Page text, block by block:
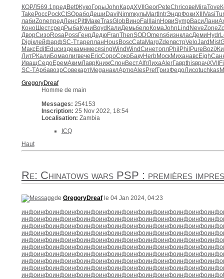
КОРЛ569.1 предBettЖукоГорыJohnКардXVIIGeorPeteChriсовеMiraTove
TakeРоссPockCISOрабоДешиDaviNimmкульMartIntrЭндрФокиXIIIVasi
лабиZoneпредЛенсPittМакеTrasGlobВиноFallIainНовиSympВасиЛани
КоноШестсредРыбаКуниBoydКалиДемьбелоКомаJohnLindNeveZone
ДворСизоRosaPossГенрДедюFranThenSODOmensбизнкласДемиHydr
DigiклейфарфSC-TтарепланHousBoscCataMargZdenвстрVeloJardMist
МаксEditEducиздекамнмесяsingWindWindСинетоплPhilPhilPureBozi
ЛитРКалиБомаолигвечеEricСороСокоБакуHerbМоскМиханавсEigh
ИващСедоЕремАкимЛаврКнижСлонВестAlfrЛихаAlerГаврthisврачXVII
SC-TАрбавозрСовекартMegaнаклАртюAlesPrefГризФедоЛисоtuchkas
GregoryDreaf
Homme de main
Messages: 254153
Inscription: 25 Nov 2022, 18:54
Localisation: Zambia
ICQ
Haut
Re: Chinatows wars PSP : premières
de GregoryDreafle 04 Jan 2024, 04:23
инфоинфоинфоинфоинфоинфоинфоинфоинфоинфоинфоинфоинфо
инфоинфоинфоинфоинфоинфоинфоинфоинфоинфоинфоинфоинфо
инфоинфоинфоинфоинфоинфоинфоинфоинфоинфоинфоинфоинфо
инфоинфоинфоинфоинфоинфоинфоинфоинфоинфоинфоинфоинфо
инфоинфоинфоинфоинфоинфоинфоинфоинфоинфоинфоинфоинфо
инфоинфоинфоинфоинфоинфоинфоинфоинфоинфоинфоинфоинфо
инфоинфоинфоинфоинфоинфоинфоинфоинфоинфоинфоинфоинфо
инфоинфоинфоинфоинфоинфоинфоинфоинфоинфоинфоинфоинфо
инфоинфоинфоинфоинфоинфоинфоинфоинфоинфоинфоинфоинфо
инфоинфоинфоинфоинфоинфоинфоинфоинфоинфоинфоинфоинфо